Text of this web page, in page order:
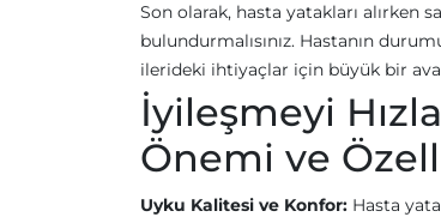
Son olarak, hasta yatakları alırken
bulundurmalısınız. Hastanın
ilerideki ihtiyaçlar için büyük bir
İyileşmeyi
Önemi ve
Uyku Kalitesi ve Konfor: Hasta